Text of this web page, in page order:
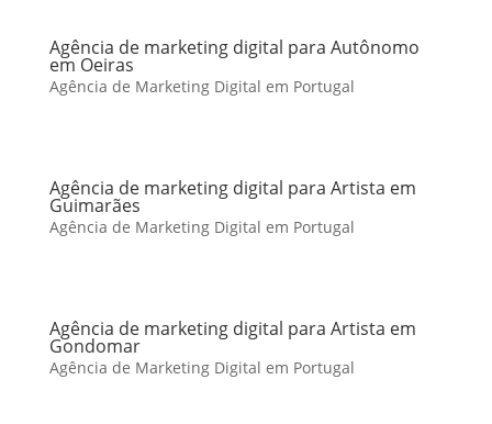
Agência de marketing digital para Autônomo
em Oeiras
Agência de Marketing Digital em Portugal
Agência de marketing digital para Artista em
Guimarães
Agência de Marketing Digital em Portugal
Agência de marketing digital para Artista em
Gondomar
Agência de Marketing Digital em Portugal